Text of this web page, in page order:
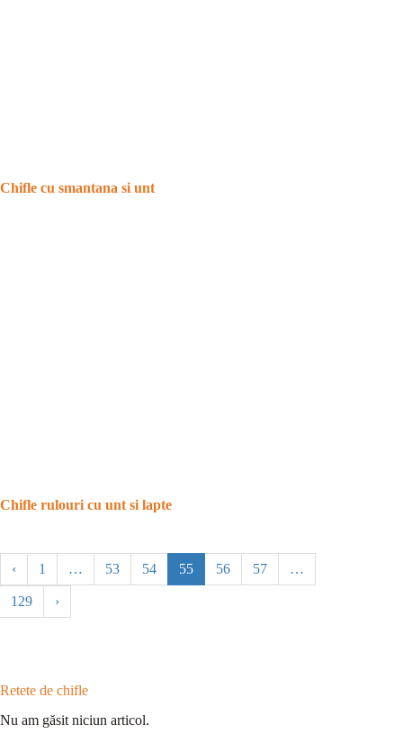
Chifle cu smantana si unt
Chifle rulouri cu unt si lapte
‹ 1 … 53 54 55 56 57 …
129 ›
Retete de chifle
Nu am găsit niciun articol.